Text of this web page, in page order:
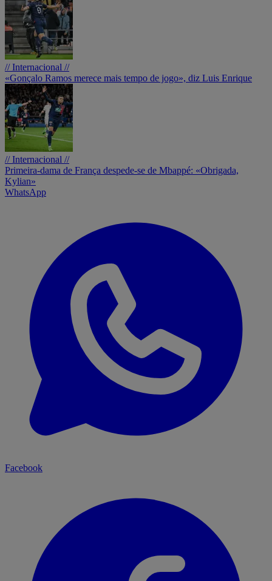
// Internacional //
«Gonçalo Ramos merece mais tempo de jogo», diz Luis Enrique
// Internacional //
Primeira-dama de França despede-se de Mbappé: «Obrigada,
Kylian»
WhatsApp
Facebook